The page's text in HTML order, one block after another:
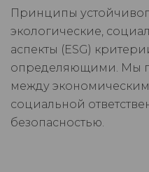
Принципы
экологические,
аспекты (ESG)
определяющими. Мы
между
социальной
безопасностью.